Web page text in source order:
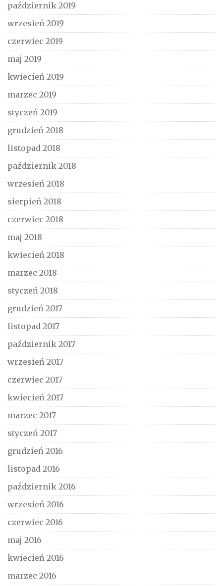
październik 2019
wrzesień 2019
czerwiec 2019
maj 2019
kwiecień 2019
marzec 2019
styczeń 2019
grudzień 2018
listopad 2018
październik 2018
wrzesień 2018
sierpień 2018
czerwiec 2018
maj 2018
kwiecień 2018
marzec 2018
styczeń 2018
grudzień 2017
listopad 2017
październik 2017
wrzesień 2017
czerwiec 2017
kwiecień 2017
marzec 2017
styczeń 2017
grudzień 2016
listopad 2016
październik 2016
wrzesień 2016
czerwiec 2016
maj 2016
kwiecień 2016
marzec 2016